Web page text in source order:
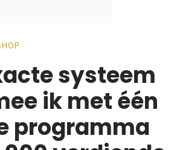
systeem
ik met één
programma